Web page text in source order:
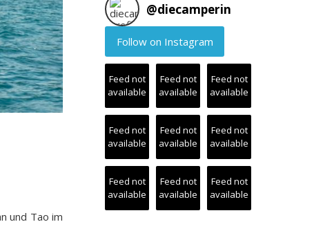
und Tao im
@diecamperin
Follow on Instagram
Feed not
available
Feed not
available
Feed not
available
Feed not
available
Feed not
available
Feed not
available
Feed not
available
Feed not
available
Feed not
available